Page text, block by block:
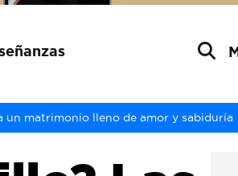
un matrimonio lleno de amor y sabiduría